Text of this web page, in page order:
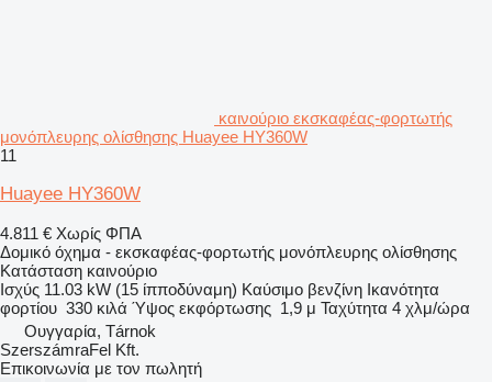
καινούριο εκσκαφέας-φορτωτής
μονόπλευρης ολίσθησης Huayee HY360W
11
Huayee HY360W
4.811 € Χωρίς ΦΠΑ
Δομικό όχημα - εκσκαφέας-φορτωτής μονόπλευρης ολίσθησης
Κατάσταση καινούριο
Ισχύς 11.03 kW (15 ίπποδύναμη) Καύσιμο βενζίνη Ικανότητα
φορτίου 330 κιλά Ύψος εκφόρτωσης 1,9 μ Ταχύτητα 4 χλμ/ώρα
Ουγγαρία, Tárnok
SzerszámraFel Kft.
Επικοινωνία με τον πωλητή